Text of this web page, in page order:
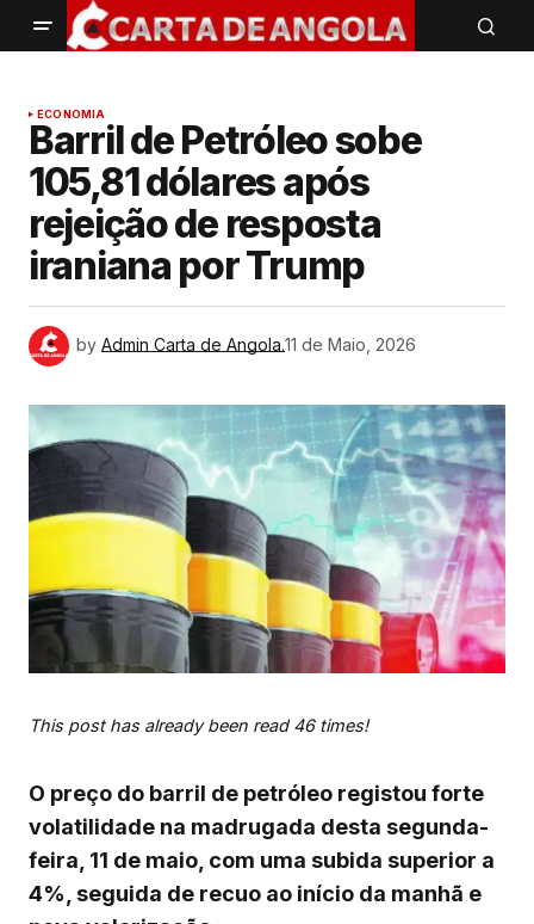
ECONOMIA
Barril de Petróleo sobe
105,81 dólares após
rejeição de resposta
iraniana por Trump
by Admin Carta de Angola.11 de Maio, 2026
This post has already been read 46 times!
O preço do barril de petróleo registou forte
volatilidade na madrugada desta segunda-
feira, 11 de maio, com uma subida superior a
4%, seguida de recuo ao início da manhã e